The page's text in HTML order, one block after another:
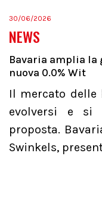
30/06/2026
NEWS
Bavaria amplia la
nuova 0.0% Wit
Il mercato delle
evolversi e si
proposta.
Swinkels,